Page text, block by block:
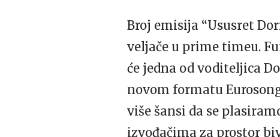
Broj emisija “Ususret
veljače u prime timeu.
će jedna od voditeljica
novom formatu
više šansi da se
izvođačima za prostor